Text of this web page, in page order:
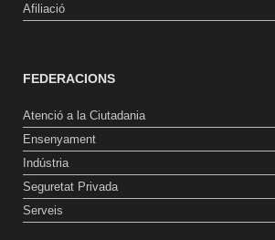
Afiliació
FEDERACIONS
Atenció a la Ciutadania
Ensenyament
Indústria
Seguretat Privada
Serveis